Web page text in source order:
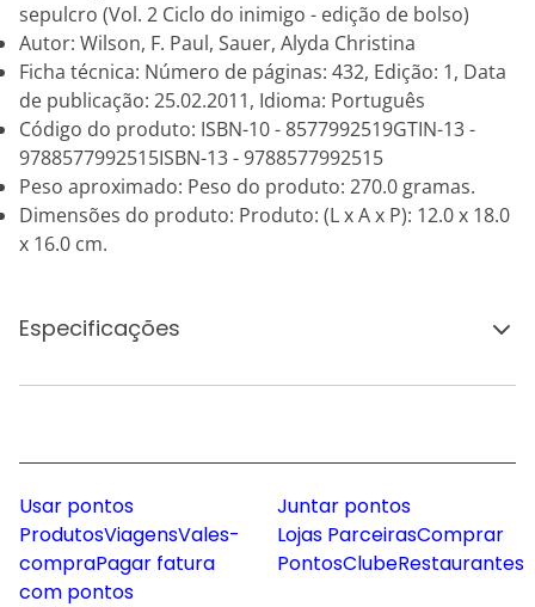
sepulcro (Vol. 2 Ciclo do inimigo - edição de bolso)
Autor: Wilson, F. Paul, Sauer, Alyda Christina
Ficha técnica: Número de páginas: 432, Edição: 1, Data
de publicação: 25.02.2011, Idioma: Português
Código do produto: ISBN-10 - 8577992519GTIN-13 -
9788577992515ISBN-13 - 9788577992515
Peso aproximado: Peso do produto: 270.0 gramas.
Dimensões do produto: Produto: (L x A x P): 12.0 x 18.0
x 16.0 cm.
Especificações
Usar pontos
ProdutosViagensVales-
compraPagar fatura
com pontos
Juntar pontos
Lojas ParceirasComprar
PontosClubeRestaurantes